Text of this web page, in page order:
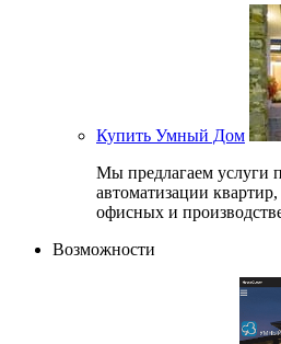
Купить Умный Дом
Мы предлагаем услуги
автоматизации
офисных и
Возможности